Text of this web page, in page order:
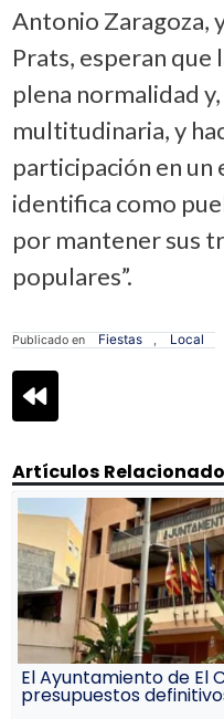
Antonio Zaragoza,
Prats, esperan que
plena normalidad
multitudinaria, y
participación en un
identifica como
por mantener sus
populares”.
Publicado en Fiestas , Local
Navegación
de
Artículos
El Ayuntamiento de El
presupuestos